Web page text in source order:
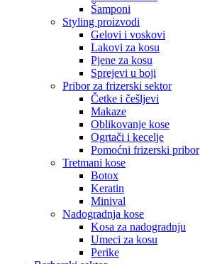
Šamponi
Styling proizvodi
Gelovi i voskovi
Lakovi za kosu
Pjene za kosu
Sprejevi u boji
Pribor za frizerski sektor
Četke i češljevi
Makaze
Oblikovanje kose
Ogrtači i kecelje
Pomoćni frizerski pribor
Tretmani kose
Botox
Keratin
Minival
Nadogradnja kose
Kosa za nadogradnju
Umeci za kosu
Perike